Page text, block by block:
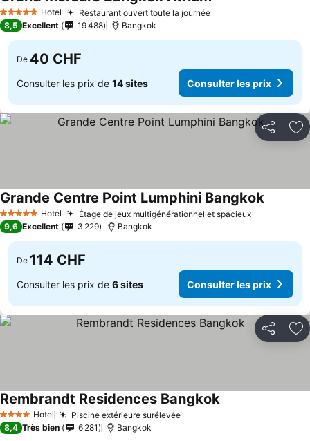
5 Étoiles Hotel Restaurant ouvert toute la journéeConsulter les prix
8,5 Excellent 19 488 Bangkok
De 40 CHF
Consulter les prix de 14 sites Consulter les prix
Partager
5 Étoiles Hotel Étage de jeux multigénérationnel et spacieuxConsulter
Grande Centre Point Lumphini Bangkok
9,6 Excellent 3 229 Bangkok
De 114 CHF
Consulter les prix de 6 sites Consulter les prix
Partager
4 Étoiles Hotel Piscine extérieure surélevéeConsulter les prix
Rembrandt Residences BangkokConsulter les
8,4 Très bien 6 281 Bangkok